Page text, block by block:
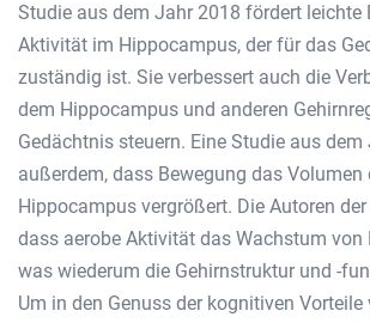
Studie aus dem Jahr 2018 fördert leichte
Aktivität im Hippocampus, der für das
zuständig ist. Sie verbessert auch die
dem Hippocampus und anderen
Gedächtnis steuern. Eine Studie aus
außerdem, dass Bewegung das Volumen
Hippocampus vergrößert. Die Autoren
dass aerobe Aktivität das Wachstum von
was wiederum die Gehirnstruktur und -
Um in den Genuss der kognitiven